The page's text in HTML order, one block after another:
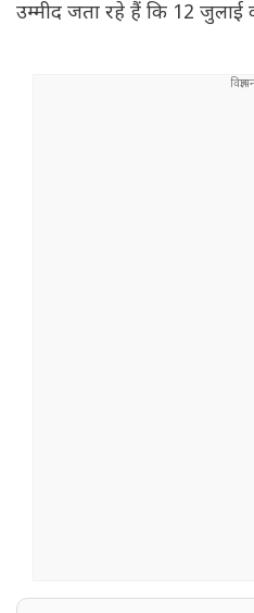
उम्मीद जता रहे हैं कि 12 जुलाई